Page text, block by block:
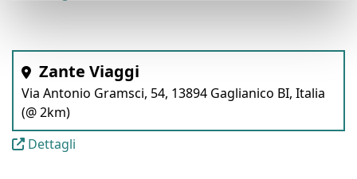
Zante Viaggi
Via Antonio Gramsci, 54, 13894 Gaglianico BI, Italia
(@ 2km)
Dettagli